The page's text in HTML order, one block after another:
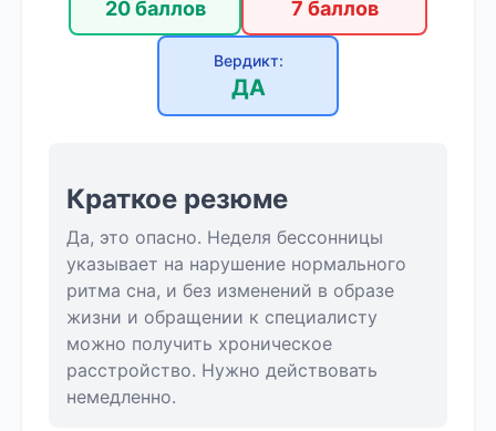
20 баллов 7 баллов
Вердикт:
ДА
Краткое резюме
Да, это опасно. Неделя бессонницы
указывает на нарушение нормального
ритма сна, и без изменений в образе
жизни и обращении к специалисту
можно получить хроническое
расстройство. Нужно действовать
немедленно.